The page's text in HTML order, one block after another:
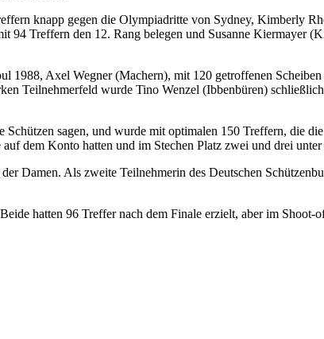
knapp gegen die Olympiadritte von Sydney, Kimberly
Treffern den 12. Rang belegen und Susanne Kiermayer
1988, Axel Wegner (Machern), mit 120 getroffenen
Teilnehmerfeld wurde Tino Wenzel (Ibbenbüren)
sagen, und wurde mit optimalen 150 Treffern, die
dem Konto hatten und im Stechen Platz zwei und drei unter
Damen. Als zweite Teilnehmerin des Deutschen
hatten 96 Treffer nach dem Finale erzielt, aber im Shoot-